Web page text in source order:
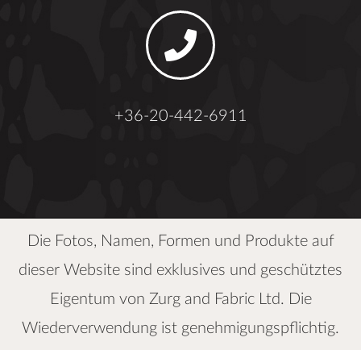
+36-20-442-6911
Die Fotos, Namen, Formen und Produkte auf
dieser Website sind exklusives und geschütztes
Eigentum von Zurg and Fabric Ltd. Die
Wiederverwendung ist genehmigungspflichtig.